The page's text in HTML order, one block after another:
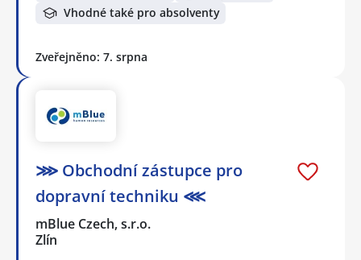
Vhodné také pro absolventy
Zveřejněno: 7. srpna
⋙ Obchodní zástupce pro
dopravní techniku ⋘
mBlue Czech, s.r.o.
Zlín